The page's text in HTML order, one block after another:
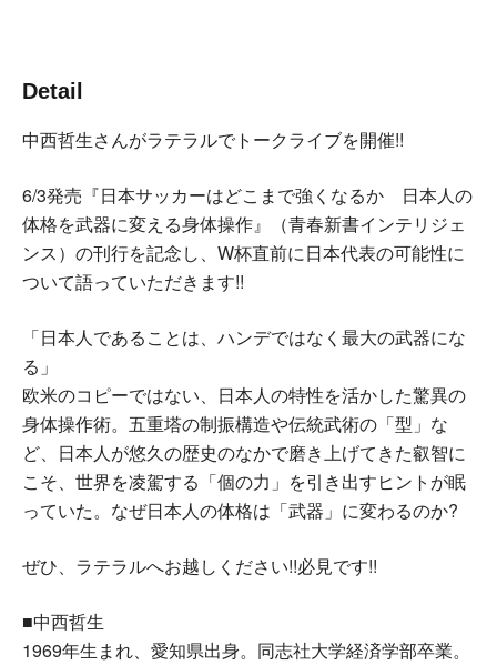
Detail
中西哲生さんがラテラルでトークライブを開催!!
6/3発売『日本サッカーはどこまで強くなるか 日本人の
体格を武器に変える身体操作』（青春新書インテリジェ
ンス）の刊行を記念し、W杯直前に日本代表の可能性に
ついて語っていただきます!!
「日本人であることは、ハンデではなく最大の武器にな
る」
欧米のコピーではない、日本人の特性を活かした驚異の
身体操作術。五重塔の制振構造や伝統武術の「型」な
ど、日本人が悠久の歴史のなかで磨き上げてきた叡智に
こそ、世界を凌駕する「個の力」を引き出すヒントが眠
っていた。なぜ日本人の体格は「武器」に変わるのか?
ぜひ、ラテラルへお越しください!!必見です!!
■中西哲生
1969年生まれ、愛知県出身。同志社大学経済学部卒業。